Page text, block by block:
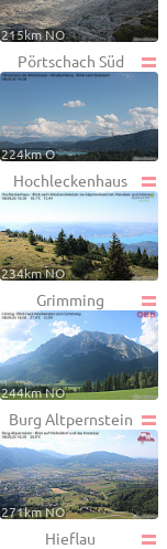
215km NO
Pörtschach Süd
224km O
Hochleckenhaus
234km NO
Grimming
244km NO
Burg Altpernstein
271km NO
Hieflau